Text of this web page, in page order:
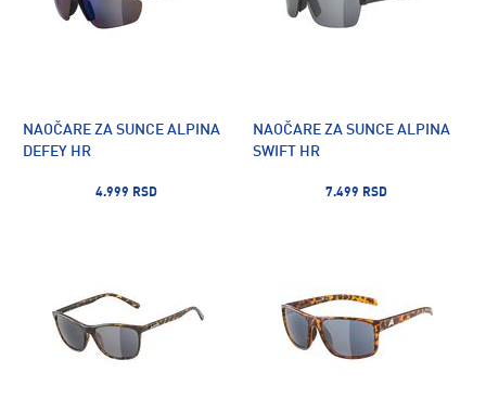
NAOČARE ZA SUNCE ALPINA
DEFEY HR
4.999 RSD
NAOČARE ZA SUNCE ALPINA
SWIFT HR
7.499 RSD